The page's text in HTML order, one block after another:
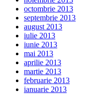
octombrie 2013
septembrie 2013
august 2013
iulie 2013
iunie 2013
mai 2013
aprilie 2013
martie 2013
februarie 2013
ianuarie 2013